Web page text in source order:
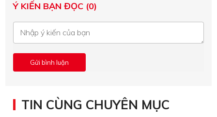
Ý KIẾN BẠN ĐỌC (0)
TIN CÙNG CHUYÊN MỤC